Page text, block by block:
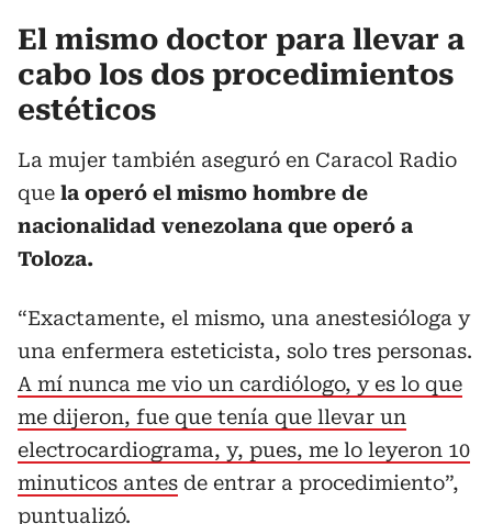
El mismo doctor para llevar a
cabo los dos procedimientos
estéticos
La mujer también aseguró en Caracol Radio
que la operó el mismo hombre de
nacionalidad venezolana que operó a
Toloza.
“Exactamente, el mismo, una anestesióloga y
una enfermera esteticista, solo tres personas.
A mí nunca me vio un cardiólogo, y es lo que
me dijeron, fue que tenía que llevar un
electrocardiograma, y, pues, me lo leyeron 10
minuticos antes de entrar a procedimiento”,
puntualizó.